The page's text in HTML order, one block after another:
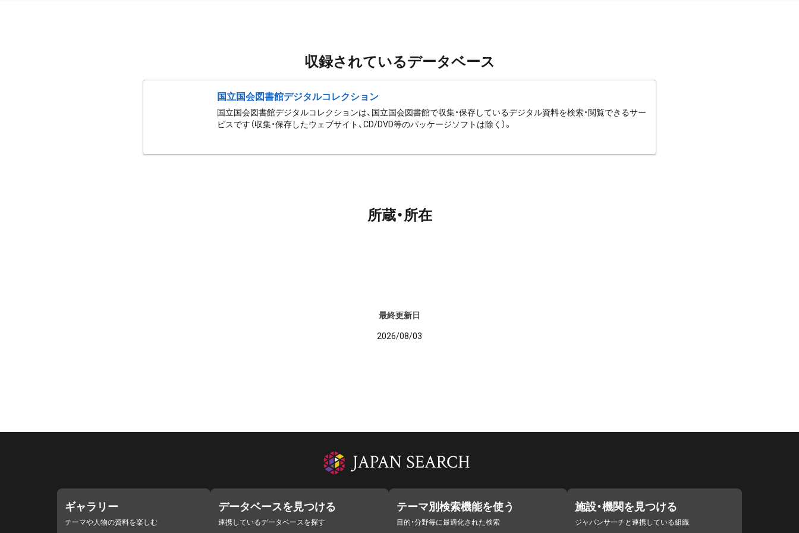
収録されているデータベース
国立国会図書館デジタルコレクション
国立国会図書館デジタルコレクションは、国立国会図書館で収集・保存しているデジタル資料を検索・閲覧できるサー
ビスです（収集・保存したウェブサイト、CD/DVD等のパッケージソフトは除く）。
所蔵・所在
最終更新日
2026/08/03
ギャラリー
テーマや人物の資料を楽しむ
データベースを見つける
連携しているデータベースを探す
テーマ別検索機能を使う
目的・分野毎に最適化された検索
施設・機関を見つける
ジャパンサーチと連携している組織